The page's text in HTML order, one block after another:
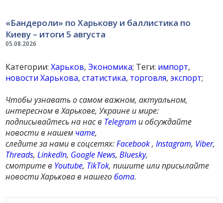
05.08.2026
«Бандероли» по Харькову и баллистика по
Киеву – итоги 5 августа
Категории:Харьков,Экономика; Теги: импорт,
новости Харькова,статистика, торговля,экспорт;
Чтобы узнавать о самом важном, актуальном,
интересном в Харькове, Украине и мире:
подписывайтесь на нас в Telegram и обсуждайте
новости в нашем чате,
следите за нами в соцсетях:Facebook,Instagram, Viber,
Threads,LinkedIn, Google News,Bluesky,
смотрите в Youtube, TikTok, пишите или присылайте
новости Харькова в нашегобота.